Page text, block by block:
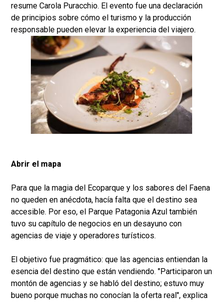
resume Carola Puracchio. El evento fue una declaración
de principios sobre cómo el turismo y la producción
responsable pueden elevar la experiencia del viajero.
Abrir el mapa
Para que la magia del Ecoparque y los sabores del Faena
no queden en anécdota, hacía falta que el destino sea
accesible. Por eso, el Parque Patagonia Azul también
tuvo su capítulo de negocios en un desayuno con
agencias de viaje y operadores turísticos.
El objetivo fue pragmático: que las agencias entiendan la
esencia del destino que están vendiendo. "Participaron un
montón de agencias y se habló del destino; estuvo muy
bueno porque muchas no conocían la oferta real", explica